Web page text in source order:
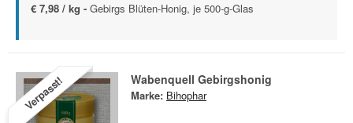
€ 7,98 / kg - Gebirgs Blüten-Honig, je 500-g-Glas
Verpasst! Wabenquell Gebirgshonig
Marke: Bihophar